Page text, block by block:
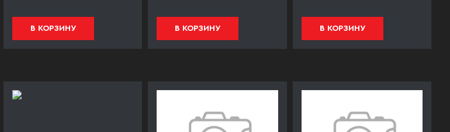
В КОРЗИНУ В КОРЗИНУ В КОРЗИНУ